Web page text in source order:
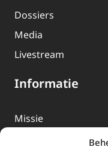
Dossiers
Media
Livestream
Informatie
Missie